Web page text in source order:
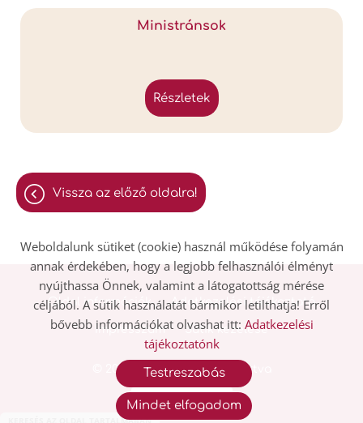
Ministránsok
részletek
vissza az előző oldalra!
© 2026 - Minden jog fenntartva
Oldal információk Adatkezelési tájékoztató
Impresszum Sütik kezelése
Mindet elfogadom
Testreszabás
Weboldalunk sütiket (cookie) használ működése folyamán
annak érdekében, hogy a legjobb felhasználói élményt
nyújthassa Önnek, valamint a látogatottság mérése
céljából. A sütik használatát bármikor letilthatja! Erről
bővebb információkat olvashat itt: Adatkezelési
tájékoztatónk
KERESÉS AZ OLDAL TARTALMÁBAN